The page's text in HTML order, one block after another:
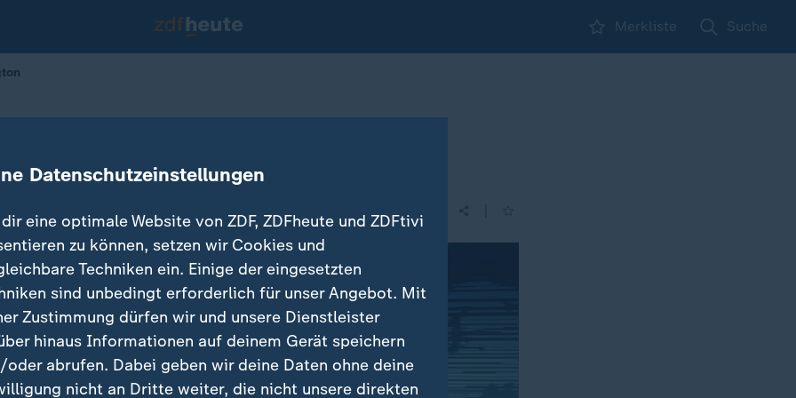
Merkliste Suche
in Washington
Datenschutzeinstellungen
eine optimale Website von ZDF, ZDFheute und ZDFtivi
zu können, setzen wir Cookies und
Techniken ein. Einige der eingesetzten
sind unbedingt erforderlich für unser Angebot. Mit
Zustimmung dürfen wir und unsere Dienstleister
hinaus Informationen auf deinem Gerät speichern
oder abrufen. Dabei geben wir deine Daten ohne deine
nicht an Dritte weiter, die nicht unsere direkten